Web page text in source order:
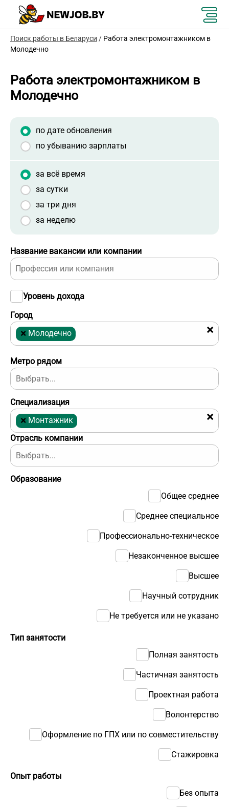
Поиск работы в Беларуси / Работа электромонтажником в
Молодечно
Работа электромонтажником в
Молодечно
Отрасль компании
Название вакансии или компании
Тип занятости
Полная занятость
Частичная занятость
Проектная работа
Волонтерство
Оформление по ГПХ или по совместительству
Стажировка
Город
×
× Молодечно
Уровень дохода
Образование
Общее среднее
Среднее специальное
Профессионально-техническое
Незаконченное высшее
Высшее
Научный сотрудник
Не требуется или не указано
Опыт работы
Без опыта
Метро рядом
по дате обновления
по убыванию зарплаты
за всё время
за сутки
за три дня
за неделю
Специализация
×
× Монтажник